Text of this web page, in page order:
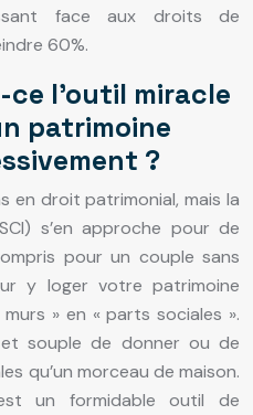
face aux droits de
60%.
ce l’outil miracle
patrimoine
?
en droit patrimonial, mais la
s’en approche pour de
pour un couple sans
y loger votre patrimoine
» en « parts sociales ».
souple de donner ou de
qu’un morceau de maison.
un formidable outil de